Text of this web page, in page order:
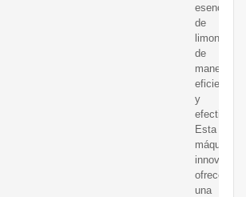
esencial
de
limones
de
manera
eficiente
y
efectiva.
Esta
máquina
innovadora
ofrece
una